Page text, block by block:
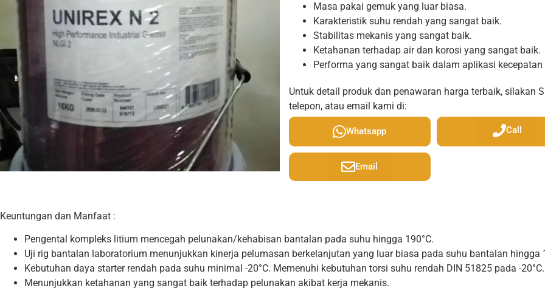
Masa pakai gemuk yang luar biasa.
Karakteristik suhu rendah yang sangat baik.
Stabilitas mekanis yang sangat baik.
Ketahanan terhadap air dan korosi yang sangat baik.
Performa yang sangat baik dalam aplikasi
Untuk detail produk dan penawaran harga terbaik, silakan
telepon, atau email kami di:
Whatsapp Call
Email
Keuntungan dan Manfaat :
Pengental kompleks litium mencegah pelunakan/kehabisan bantalan pada suhu hingga 190°C.
Uji rig bantalan laboratorium menunjukkan kinerja pelumasan berkelanjutan yang luar biasa pada suhu bantalan hingga
Kebutuhan daya starter rendah pada suhu minimal -20°C. Memenuhi kebutuhan torsi suhu rendah DIN 51825 pada -20°C.
Menunjukkan ketahanan yang sangat baik terhadap pelunakan akibat kerja mekanis.